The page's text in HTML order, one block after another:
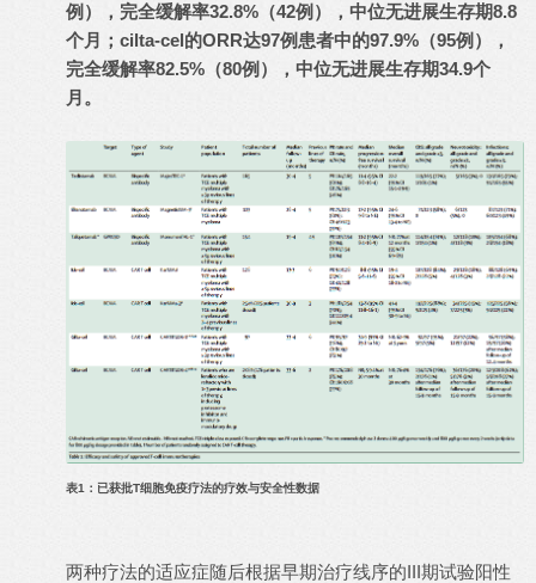
例），完全缓解率32.8%（42例），中位无进展生存期8.8
个月；cilta-cel的ORR达97例患者中的97.9%（95例），
完全缓解率82.5%（80例），中位无进展生存期34.9个
月。
表1：已获批T细胞免疫疗法的疗效与安全性数据
两种疗法的适应症随后根据早期治疗线序的III期试验阳性